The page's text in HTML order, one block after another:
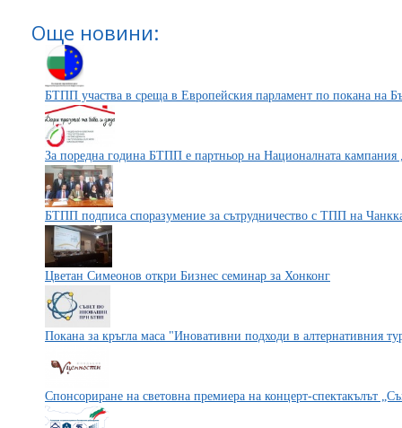
Още новини:
БТПП участва в среща в Европейския парламент по покана на
За поредна година БТПП е партньор на Националната кампания
БТПП подписа споразумение за сътрудничество с ТПП на
Цветан Симеонов откри Бизнес семинар за Хонконг
Покана за кръгла маса "Иновативни подходи в алтернативния
Спонсориране на световна премиера на концерт-спектакълът